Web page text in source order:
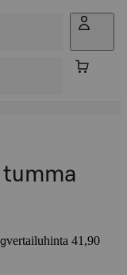
tumma
vertailuhinta 41,90